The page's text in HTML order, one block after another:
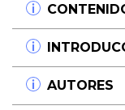
Parte I. Temas
Capítulo I.
El bullying y
El
bullying, no es
AUTORES